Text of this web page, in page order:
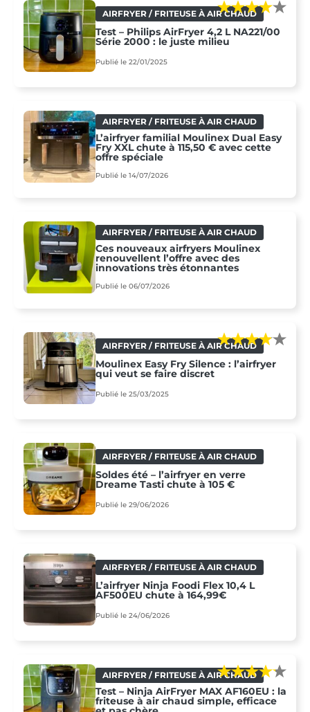
AIRFRYER / FRITEUSE À AIR CHAUD
Test – Philips AirFryer 4,2 L NA221/00
Série 2000 : le juste milieu
Publié le 22/01/2025
AIRFRYER / FRITEUSE À AIR CHAUD
L’airfryer familial Moulinex Dual Easy
Fry XXL chute à 115,50 € avec cette
offre spéciale
Publié le 14/07/2026
AIRFRYER / FRITEUSE À AIR CHAUD
Ces nouveaux airfryers Moulinex
renouvellent l’offre avec des
innovations très étonnantes
Publié le 06/07/2026
AIRFRYER / FRITEUSE À AIR CHAUD
Moulinex Easy Fry Silence : l’airfryer
qui veut se faire discret
Publié le 25/03/2025
AIRFRYER / FRITEUSE À AIR CHAUD
Soldes été – l’airfryer en verre
Dreame Tasti chute à 105 €
Publié le 29/06/2026
AIRFRYER / FRITEUSE À AIR CHAUD
L’airfryer Ninja Foodi Flex 10,4 L
AF500EU chute à 164,99€
Publié le 24/06/2026
AIRFRYER / FRITEUSE À AIR CHAUD
Test – Ninja AirFryer MAX AF160EU : la
friteuse à air chaud simple, efficace